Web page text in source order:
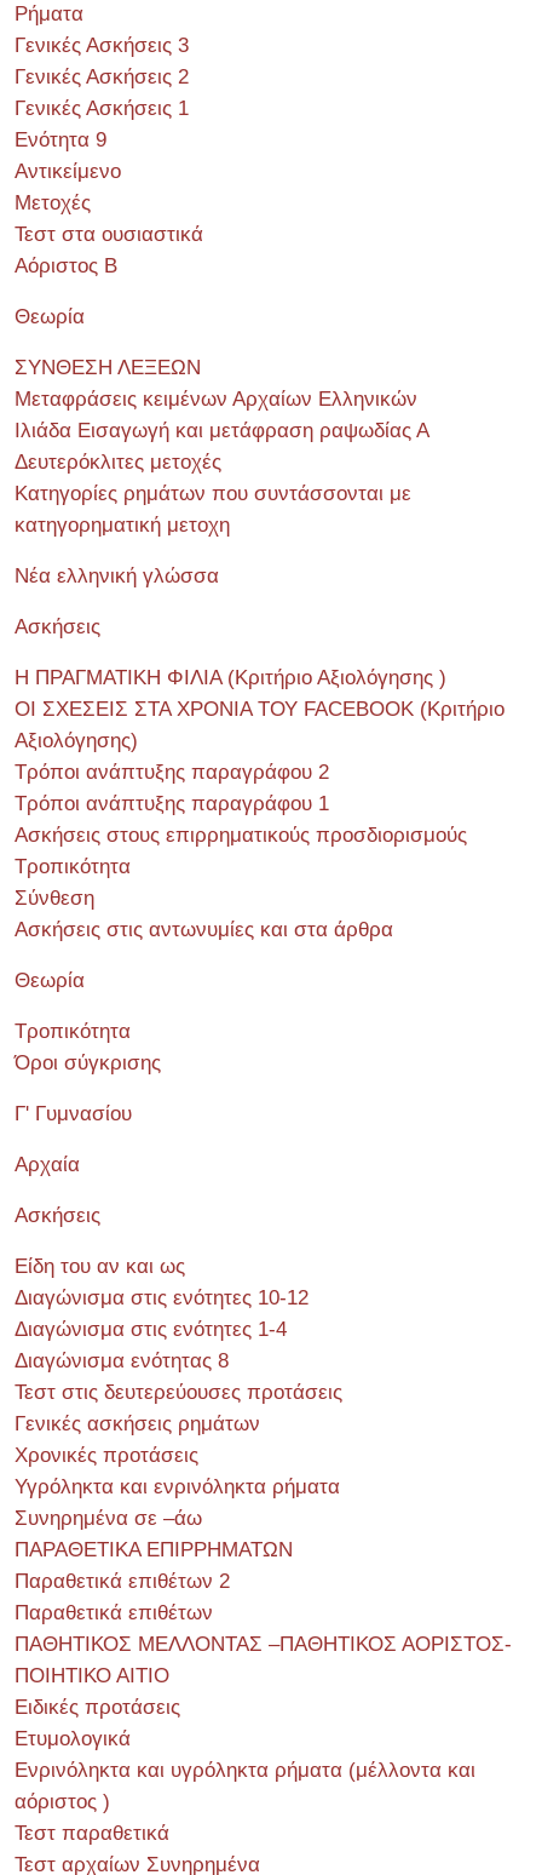
Ρήματα
Γενικές Ασκήσεις 3
Γενικές Ασκήσεις 2
Γενικές Ασκήσεις 1
Ενότητα 9
Αντικείμενο
Μετοχές
Τεστ στα ουσιαστικά
Αόριστος Β
Θεωρία
ΣΥΝΘΕΣΗ ΛΕΞΕΩΝ
Μεταφράσεις κειμένων Αρχαίων Ελληνικών
Ιλιάδα Εισαγωγή και μετάφραση ραψωδίας Α
Δευτερόκλιτες μετοχές
Κατηγορίες ρημάτων που συντάσσονται με
κατηγορηματική μετοχη
Νέα ελληνική γλώσσα
Ασκήσεις
Η ΠΡΑΓΜΑΤΙΚΗ ΦΙΛΙΑ (Κριτήριο Αξιολόγησης )
ΟΙ ΣΧΕΣΕΙΣ ΣΤΑ ΧΡΟΝΙΑ ΤΟΥ FACEBOOK (Kριτήριο
Αξιολόγησης)
Τρόποι ανάπτυξης παραγράφου 2
Τρόποι ανάπτυξης παραγράφου 1
Ασκήσεις στους επιρρηματικούς προσδιορισμούς
Τροπικότητα
Σύνθεση
Ασκήσεις στις αντωνυμίες και στα άρθρα
Θεωρία
Τροπικότητα
Όροι σύγκρισης
Γ' Γυμνασίου
Αρχαία
Ασκήσεις
Είδη του αν και ως
Διαγώνισμα στις ενότητες 10-12
Διαγώνισμα στις ενότητες 1-4
Διαγώνισμα ενότητας 8
Τεστ στις δευτερεύουσες προτάσεις
Γενικές ασκήσεις ρημάτων
Χρονικές προτάσεις
Υγρόληκτα και ενρινόληκτα ρήματα
Συνηρημένα σε –άω
ΠΑΡΑΘΕΤΙΚΑ ΕΠΙΡΡΗΜΑΤΩΝ
Παραθετικά επιθέτων 2
Παραθετικά επιθέτων
ΠΑΘΗΤΙΚΟΣ ΜΕΛΛΟΝΤΑΣ –ΠΑΘΗΤΙΚΟΣ ΑΟΡΙΣΤΟΣ-
ΠΟΙΗΤΙΚΟ ΑΙΤΙΟ
Ειδικές προτάσεις
Ετυμολογικά
Ενρινόληκτα και υγρόληκτα ρήματα (μέλλοντα και
αόριστος )
Τεστ παραθετικά
Τεστ αρχαίων Συνηρημένα